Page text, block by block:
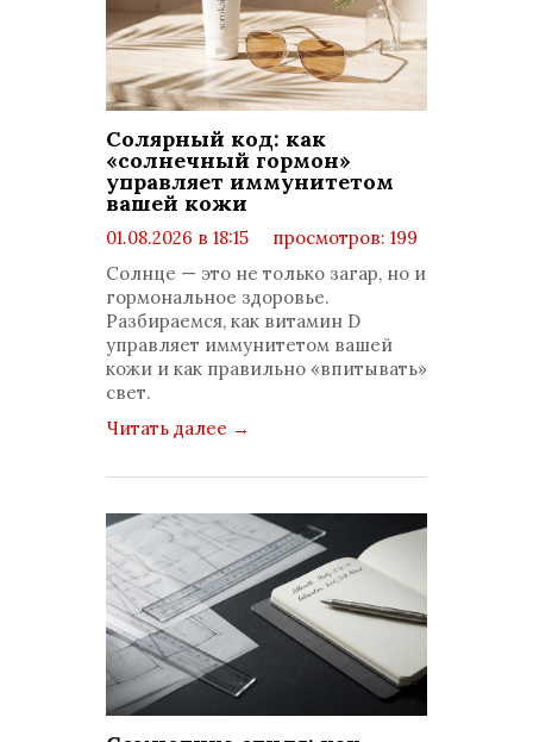
Солярный код: как
«солнечный гормон»
управляет иммунитетом
вашей кожи
01.08.2026 в 18:15
просмотров: 199
Солнце — это не только загар, но и
гормональное здоровье.
Разбираемся, как витамин D
управляет иммунитетом вашей
кожи и как правильно «впитывать»
свет.
Читать далее →